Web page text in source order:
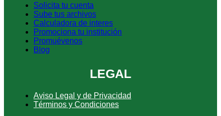
Solicita tu cuenta
Sube tus archivos
Calculadora de interes
Promociona tu institución
Promuévenos
Blog
LEGAL
Aviso Legal y de Privacidad
Términos y Condiciones